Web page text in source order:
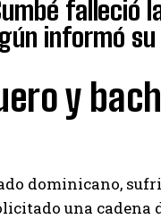
falleció
informó
y
dominicano,
una